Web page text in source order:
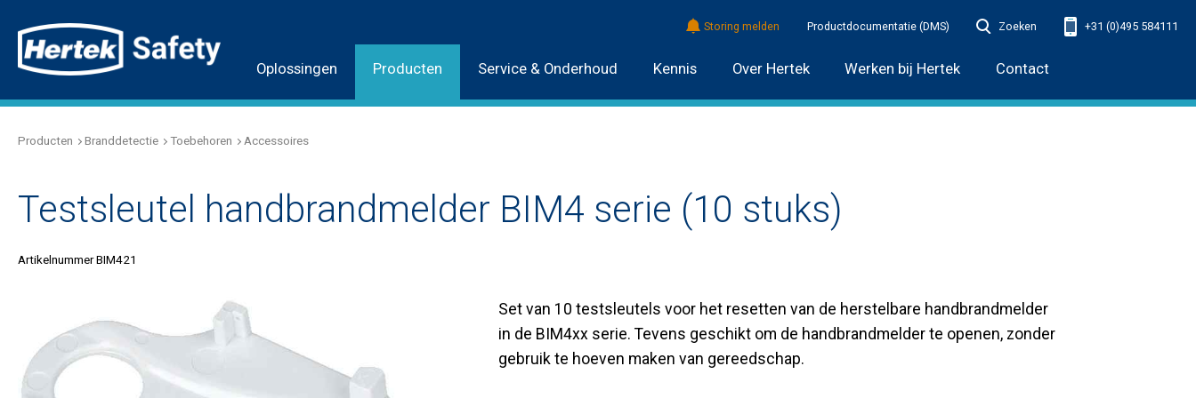
Oplossingen Producten Service & Onderhoud Kennis Over Hertek Werken bij Hertek Contact
Storing melden Productdocumentatie (DMS) Zoeken +31 (0)495 584111
Producten Branddetectie Toebehoren Accessoires
Testsleutel handbrandmelder BIM4 serie (10 stuks)
Artikelnummer BIM421
Set van 10 testsleutels voor het resetten van de herstelbare handbrandmelder
in de BIM4xx serie. Tevens geschikt om de handbrandmelder te openen, zonder
gebruik te hoeven maken van gereedschap.